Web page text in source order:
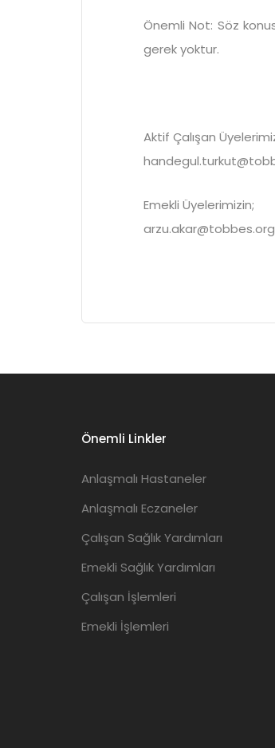
Önemli Not: Söz
gerek yoktur.
Aktif Çalışan
Emekli Üyelerimizin;
Önemli Linkler
Anlaşmalı Hastaneler
Anlaşmalı Eczaneler
Çalışan Sağlık Yardımları
Emekli Sağlık Yardımları
Çalışan İşlemleri
Emekli İşlemleri